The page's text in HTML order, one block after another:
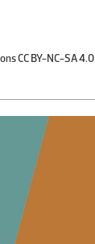
CC BY-NC-SA 4.0